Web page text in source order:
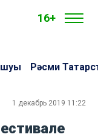
16+
Рәсми
1 декабрь 2019 11:22